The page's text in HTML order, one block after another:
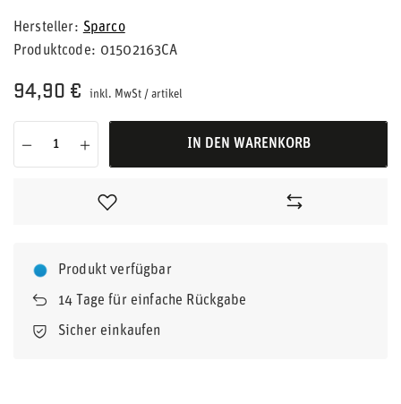
Hersteller
Sparco
Produktcode
01502163CA
94,90 € inkl. MwSt / artikel
IN DEN WARENKORB
Produkt verfügbar
14 Tage für einfache Rückgabe
Sicher einkaufen